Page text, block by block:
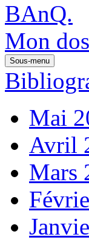
Mon
Sous-menu
Mai
Avril
Mars